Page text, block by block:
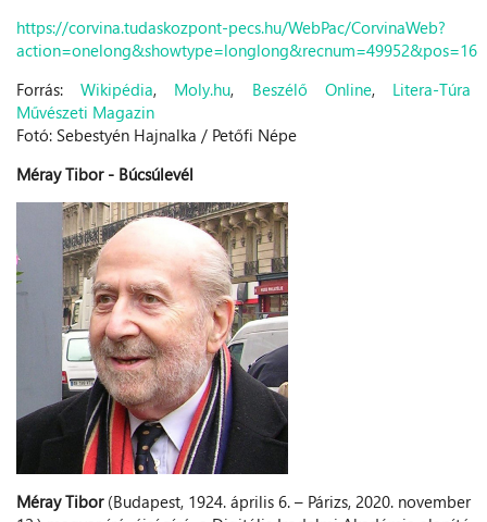
https://corvina.tudaskozpont-pecs.hu/WebPac/CorvinaWeb?
action=onelong&showtype=longlong&recnum=49952&pos=16
Forrás:Wikipédia, Moly.hu, Beszélő Online, Litera-Túra
Művészeti Magazin
Fotó: Sebestyén Hajnalka / Petőfi Népe
Méray Tibor - Búcsúlevél
Méray Tibor(Budapest, 1924. április 6. – Párizs, 2020. november